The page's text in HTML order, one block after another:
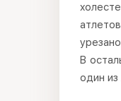
В
один